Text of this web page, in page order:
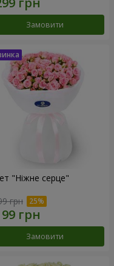
Замовити
"Ніжне серце"
грн
Замовити